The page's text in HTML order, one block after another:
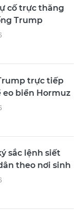
cố trực thăng
Trump
trực tiếp
eo biển Hormuz
sắc lệnh siết
theo nơi sinh